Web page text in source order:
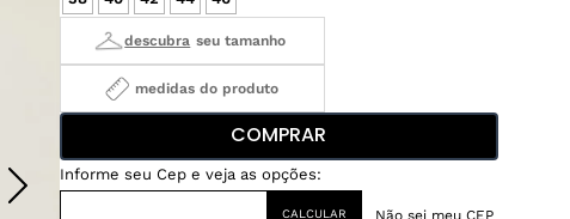
medidas do produto
COMPRAR
Não sei meu CEP